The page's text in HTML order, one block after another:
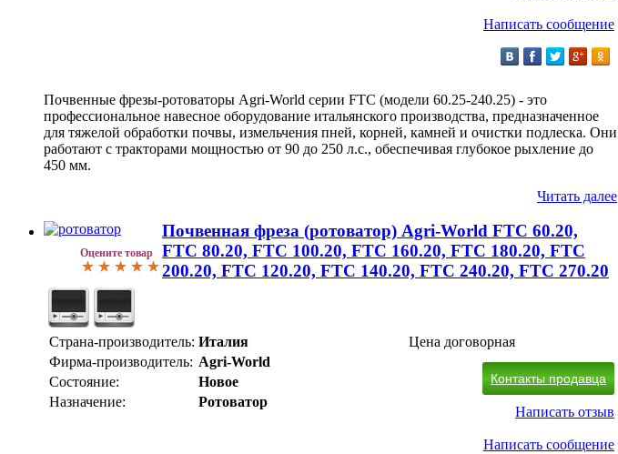
Написать сообщение
Почвенные фрезы-ротоваторы Agri-World серии FTC (модели 60.25-240.25) - это
профессиональное навесное оборудование итальянского производства, предназначенное
для тяжелой обработки почвы, измельчения пней, корней, камней и очистки подлеска. Они
работают с тракторами мощностью от 90 до 250 л.с., обеспечивая глубокое рыхление до
450 мм.
Читать далее
Оцените товар
Почвенная фреза (ротоватор) Agri-World FTC 60.20,
FTC 80.20, FTC 100.20, FTC 160.20, FTC 180.20, FTC
200.20, FTC 120.20, FTC 140.20, FTC 240.20, FTC 270.20
Страна-производитель: Италия
Фирма-производитель: Agri-World
Состояние:
Новое
Назначение:
Ротоватор
Цена договорная
Контакты продавца
Написать отзыв
Написать сообщение